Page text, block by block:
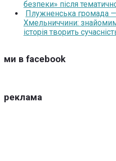
безпеки» після
Плужненська громада —
Хмельниччини:
історія творить
ми в facebook
реклама